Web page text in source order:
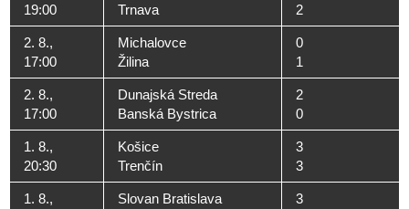
19:00
Trnava
2
2. 8.,
17:00
Michalovce
Žilina
0
1
2. 8.,
17:00
Dunajská Streda
Banská Bystrica
2
0
1. 8.,
20:30
Košice
Trenčín
3
3
1. 8.,
Slovan Bratislava
3